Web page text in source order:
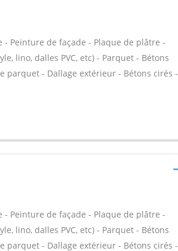
Peinture de façade - Plaque de plâtre -
lino, dalles PVC, etc) - Parquet - Bétons
parquet - Dallage extérieur - Bétons cirés -
Peinture de façade - Plaque de plâtre -
lino, dalles PVC, etc) - Parquet - Bétons
parquet - Dallage extérieur - Bétons cirés -